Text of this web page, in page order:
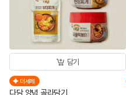
담기
더세페
다담 양념 골라담기